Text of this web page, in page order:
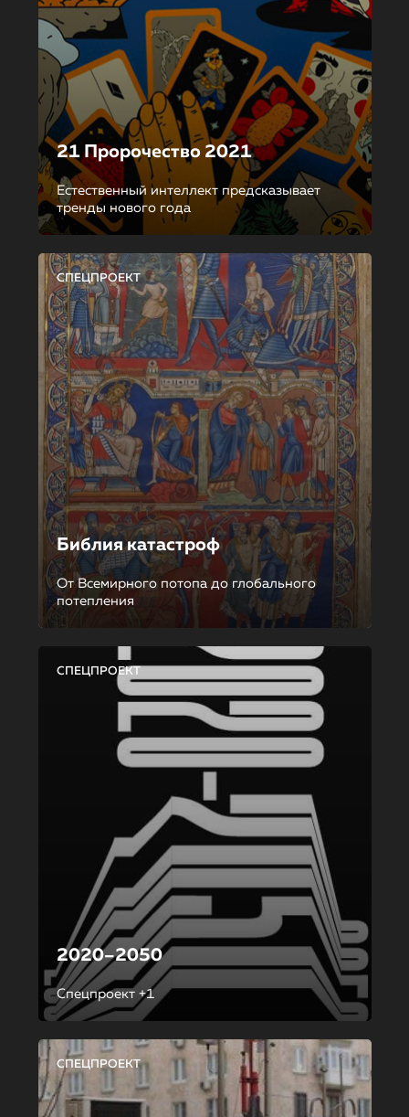
21 Пророчество 2021
Естественный интеллект предсказывает
тренды нового года
СПЕЦПРОЕКТ
Библия катастроф
От Всемирного потопа до глобального
потепления
СПЕЦПРОЕКТ
2020–2050
Спецпроект +1
СПЕЦПРОЕКТ